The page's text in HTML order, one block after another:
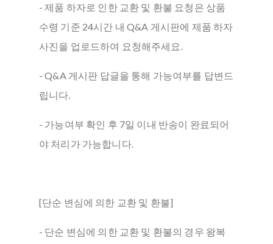
- 제품 하자로 인한 교환 및 환불 요청은 상품
수령 기준 24시간 내 Q&A 게시판에 제품 하자
사진을 업로드하여 요청해주세요.
- Q&A 게시판 답글을 통해 가능여부를 답변드
립니다.
- 가능여부 확인 후 7일 이내 반송이 완료되어
야 처리가 가능합니다.
[단순 변심에 의한 교환 및 환불]
- 단순 변심에 의한 교환 및 환불의 경우 왕복